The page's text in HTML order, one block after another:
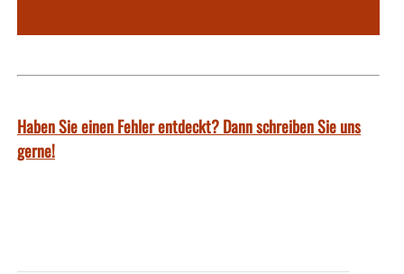
Haben Sie einen Fehler entdeckt? Dann schreiben Sie uns
gerne!